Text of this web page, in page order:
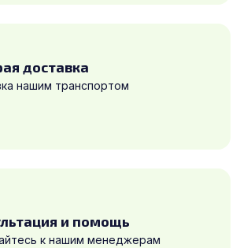
доставка
нашим транспортом
и помощь
к нашим менеджерам